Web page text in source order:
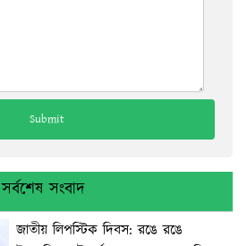
সর্বশেষ সংবাদ
জাতীয় লিপস্টিক দিবস: রঙে রঙে